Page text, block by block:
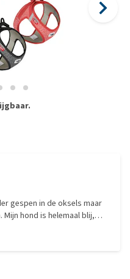
gespen in de oksels maar
hond is helemaal blij,